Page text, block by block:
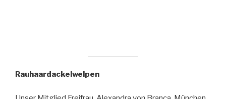
Rauhaardackelwelpen